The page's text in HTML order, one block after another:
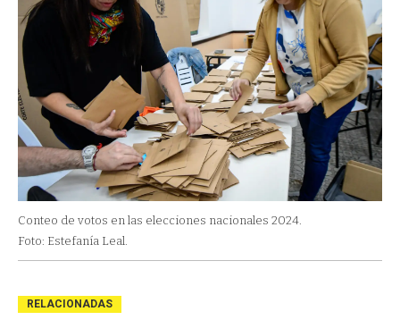
Conteo de votos en las elecciones nacionales 2024.
Foto: Estefanía Leal.
RELACIONADAS